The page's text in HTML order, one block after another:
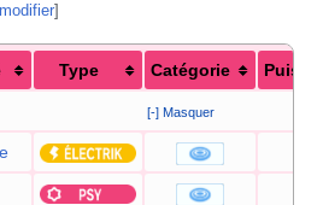
modifier]
Type Catégorie
[-] Masquer